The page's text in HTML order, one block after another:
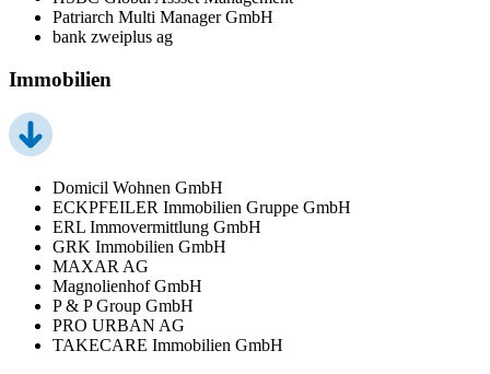
Patriarch Multi Manager GmbH
bank zweiplus ag
Immobilien
Domicil Wohnen GmbH
ECKPFEILER Immobilien Gruppe GmbH
ERL Immovermittlung GmbH
GRK Immobilien GmbH
MAXAR AG
Magnolienhof GmbH
P & P Group GmbH
PRO URBAN AG
TAKECARE Immobilien GmbH